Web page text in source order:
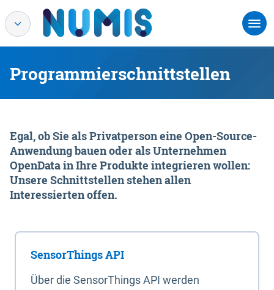
Programmierschnittstellen
Egal, ob Sie als Privatperson eine Open-Source-
Anwendung bauen oder als Unternehmen
OpenData in Ihre Produkte integrieren wollen:
Unsere Schnittstellen stehen allen
Interessierten offen.
SensorThings API
Über die SensorThings API werden